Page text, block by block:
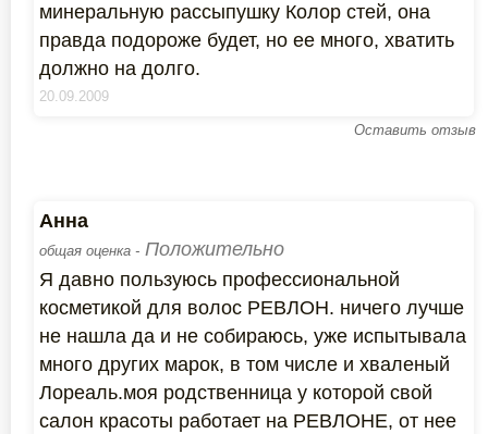
минеральную рассыпушку Колор стей, она
правда подороже будет, но ее много, хватить
должно на долго.
20.09.2009
Оставить отзыв
Анна
общая оценка - Положительно
Я давно пользуюсь профессиональной
косметикой для волос РЕВЛОН. ничего лучше
не нашла да и не собираюсь, уже испытывала
много других марок, в том числе и хваленый
Лореаль.моя родственница у которой свой
салон красоты работает на РЕВЛОНЕ, от нее